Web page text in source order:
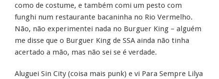
como de costume, e também comi um pesto com
funghi num restaurante bacaninha no Rio Vermelho.
Não, não experimentei nada no Burguer King – alguém
me disse que o Burguer King de SSA ainda não tinha
acertado a mão, mas não sei se é verdade.
Aluguei Sin City (coisa mais punk) e vi Para Sempre Lilya